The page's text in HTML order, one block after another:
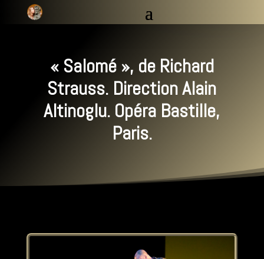
« Salomé », de Richard
Strauss. Direction Alain
Altinoglu. Opéra Bastille,
Paris.